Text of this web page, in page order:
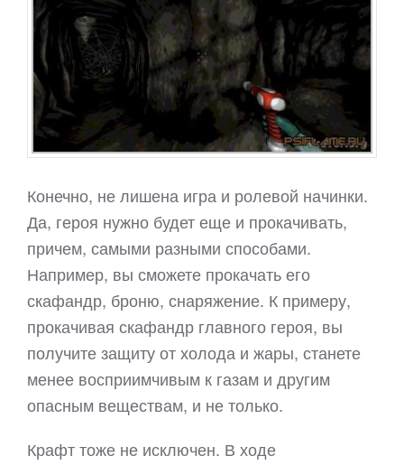
Конечно, не лишена игра и ролевой начинки.
Да, героя нужно будет еще и прокачивать,
причем, самыми разными способами.
Например, вы сможете прокачать его
скафандр, броню, снаряжение. К примеру,
прокачивая скафандр главного героя, вы
получите защиту от холода и жары, станете
менее восприимчивым к газам и другим
опасным веществам, и не только.
Крафт тоже не исключен. В ходе